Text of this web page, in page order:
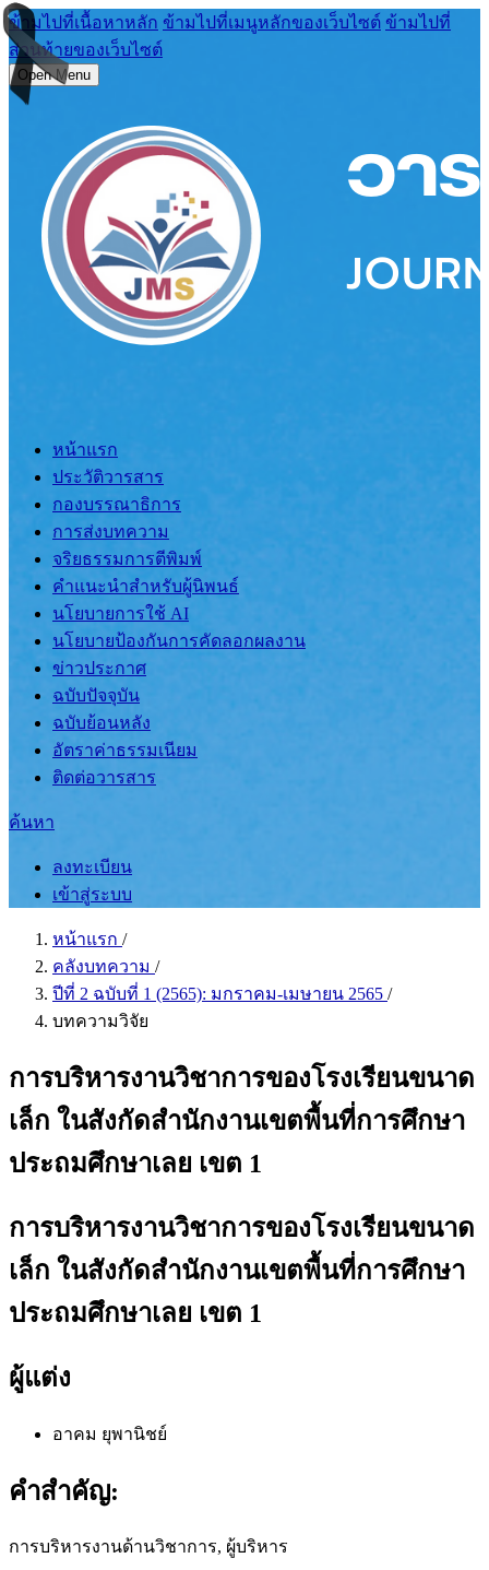
ข้ามไปที่เนื้อหาหลัก ข้ามไปที่เมนูหลักของเว็บไซต์ ข้ามไปที่
ส่วนท้ายของเว็บไซต์
Open Menu
หน้าแรก
ประวัติวารสาร
กองบรรณาธิการ
การส่งบทความ
จริยธรรมการตีพิมพ์
คำแนะนำสำหรับผู้นิพนธ์
นโยบายการใช้ AI
นโยบายป้องกันการคัดลอกผลงาน
ข่าวประกาศ
ฉบับปัจจุบัน
ฉบับย้อนหลัง
อัตราค่าธรรมเนียม
ติดต่อวารสาร
ค้นหา
ลงทะเบียน
เข้าสู่ระบบ
หน้าแรก /
คลังบทความ /
ปีที่ 2 ฉบับที่ 1 (2565): มกราคม-เมษายน 2565 /
บทความวิจัย
การบริหารงานวิชาการของโรงเรียนขนาด
เล็ก ในสังกัดสำนักงานเขตพื้นที่การศึกษา
ประถมศึกษาเลย เขต 1
การบริหารงานวิชาการของโรงเรียนขนาด
เล็ก ในสังกัดสำนักงานเขตพื้นที่การศึกษา
ประถมศึกษาเลย เขต 1
ผู้แต่ง
อาคม ยุพานิชย์
คำสำคัญ:
การบริหารงานด้านวิชาการ, ผู้บริหาร